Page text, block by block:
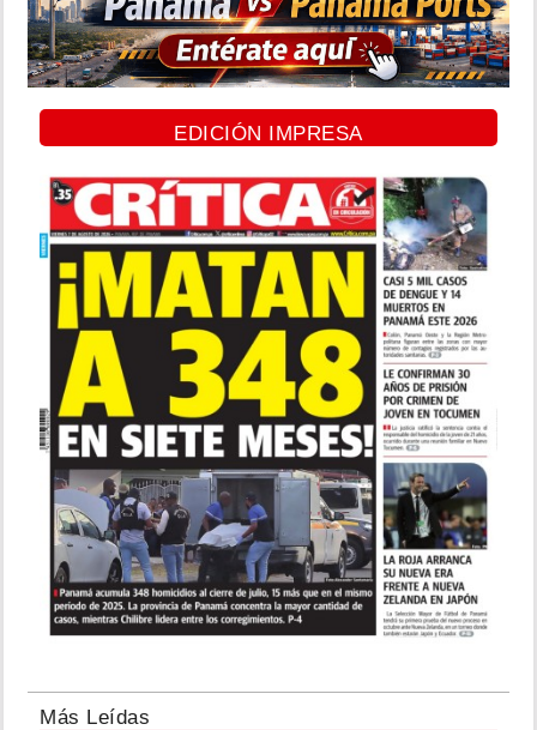
EDICIÓN IMPRESA
Más Leídas